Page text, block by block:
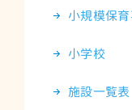
小規模保
小学校
施設一覧表